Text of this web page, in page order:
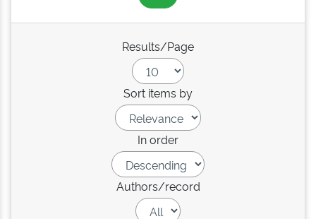
Results/Page
Sort items by
In order
Authors/record